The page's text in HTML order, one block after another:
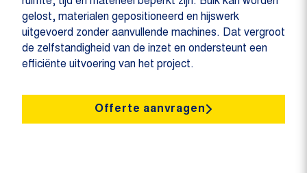
gelost, materialen gepositioneerd en hijswerk
uitgevoerd zonder aanvullende machines. Dat vergroot
de zelfstandigheid van de inzet en ondersteunt een
efficiënte uitvoering van het project.
Offerte aanvragen